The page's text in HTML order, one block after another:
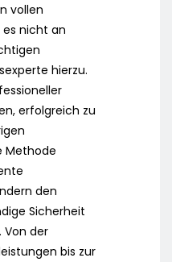
vollen
nicht an
hierzu.
erfolgreich zu
Methode
den
Sicherheit
Von der
bis zur